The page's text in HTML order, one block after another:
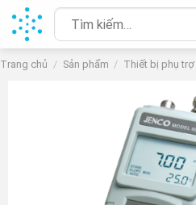
Chuyển
đến
nội
dung
Tìm
kiếm:
Trang chủ / Sản phẩm / Thiết bị phụ trợ